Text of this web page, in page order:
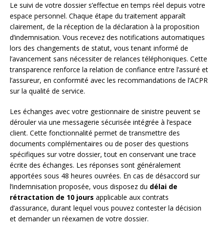
Le suivi de votre dossier s’effectue en temps réel depuis votre
espace personnel. Chaque étape du traitement apparaît
clairement, de la réception de la déclaration à la proposition
d’indemnisation. Vous recevez des notifications automatiques
lors des changements de statut, vous tenant informé de
l’avancement sans nécessiter de relances téléphoniques. Cette
transparence renforce la relation de confiance entre l’assuré et
l’assureur, en conformité avec les recommandations de l’ACPR
sur la qualité de service.
Les échanges avec votre gestionnaire de sinistre peuvent se
dérouler via une messagerie sécurisée intégrée à l’espace
client. Cette fonctionnalité permet de transmettre des
documents complémentaires ou de poser des questions
spécifiques sur votre dossier, tout en conservant une trace
écrite des échanges. Les réponses sont généralement
apportées sous 48 heures ouvrées. En cas de désaccord sur
l’indemnisation proposée, vous disposez du délai de
rétractation de 10 jours applicable aux contrats
d’assurance, durant lequel vous pouvez contester la décision
et demander un réexamen de votre dossier.